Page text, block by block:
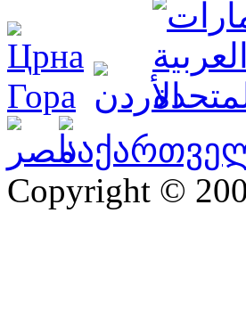
Copyright ©